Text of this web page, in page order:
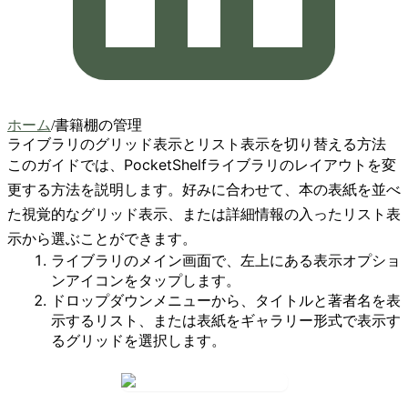
ホーム/書籍棚の管理
ライブラリのグリッド表示とリスト表示を切り替える方法
このガイドでは、PocketShelfライブラリのレイアウトを変
更する方法を説明します。好みに合わせて、本の表紙を並べ
た視覚的なグリッド表示、または詳細情報の入ったリスト表
示から選ぶことができます。
ライブラリのメイン画面で、左上にある表示オプショ
ンアイコンをタップします。
ドロップダウンメニューから、タイトルと著者名を表
示する リスト
、または表紙をギャラリー形式で表示す
るグリッド を選択します。